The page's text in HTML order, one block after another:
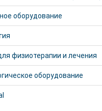
оборудование
физиотерапии и лечения
оборудование